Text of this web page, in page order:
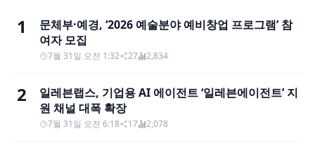
1
문체부·예경, ‘2026 예술분야 예비창업 프로그램’ 참
여자 모집
7월 31일 오전 1:32 27 2,834
2
일레븐랩스, 기업용 AI 에이전트 ‘일레븐에이전트’ 지
원 채널 대폭 확장
7월 31일 오전 6:18 17 2,078